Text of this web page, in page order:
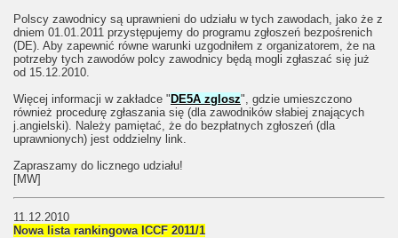
Polscy zawodnicy są uprawnieni do udziału w tych zawodach, jako że z
dniem 01.01.2011 przystępujemy do programu zgłoszeń bezpośrenich
(DE). Aby zapewnić równe warunki uzgodniłem z organizatorem, że na
potrzeby tych zawodów polcy zawodnicy będą mogli zgłaszać się już
od 15.12.2010.
Więcej informacji w zakładce "DE5A zglosz", gdzie umieszczono
również procedurę zgłaszania się (dla zawodników słabiej znających
j.angielski). Należy pamiętać, że do bezpłatnych zgłoszeń (dla
uprawnionych) jest oddzielny link.
Zapraszamy do licznego udziału!
[MW]
11.12.2010
Nowa lista rankingowa ICCF 2011/1